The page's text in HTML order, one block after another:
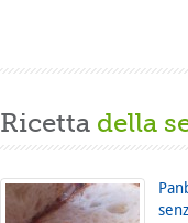
Ricetta della